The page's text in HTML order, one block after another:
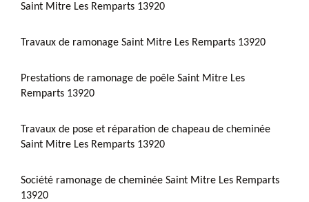
Saint Mitre Les Remparts 13920
Travaux de ramonage Saint Mitre Les Remparts 13920
Prestations de ramonage de poêle Saint Mitre Les
Remparts 13920
Travaux de pose et réparation de chapeau de cheminée
Saint Mitre Les Remparts 13920
Société ramonage de cheminée Saint Mitre Les Remparts
13920